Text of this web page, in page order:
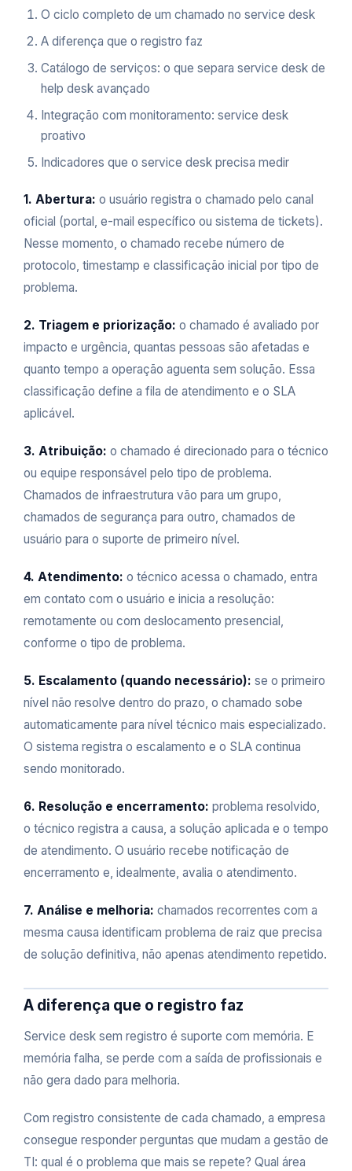
O ciclo completo de um chamado no service desk
A diferença que o registro faz
Catálogo de serviços: o que separa service desk de
help desk avançado
Integração com monitoramento: service desk
proativo
Indicadores que o service desk precisa medir
1. Abertura: o usuário registra o chamado pelo canal
oficial (portal, e-mail específico ou sistema de tickets).
Nesse momento, o chamado recebe número de
protocolo, timestamp e classificação inicial por tipo de
problema.
2. Triagem e priorização: o chamado é avaliado por
impacto e urgência, quantas pessoas são afetadas e
quanto tempo a operação aguenta sem solução. Essa
classificação define a fila de atendimento e o SLA
aplicável.
3. Atribuição: o chamado é direcionado para o técnico
ou equipe responsável pelo tipo de problema.
Chamados de infraestrutura vão para um grupo,
chamados de segurança para outro, chamados de
usuário para o suporte de primeiro nível.
4. Atendimento: o técnico acessa o chamado, entra
em contato com o usuário e inicia a resolução:
remotamente ou com deslocamento presencial,
conforme o tipo de problema.
5. Escalamento (quando necessário): se o primeiro
nível não resolve dentro do prazo, o chamado sobe
automaticamente para nível técnico mais especializado.
O sistema registra o escalamento e o SLA continua
sendo monitorado.
6. Resolução e encerramento: problema resolvido,
o técnico registra a causa, a solução aplicada e o tempo
de atendimento. O usuário recebe notificação de
encerramento e, idealmente, avalia o atendimento.
7. Análise e melhoria: chamados recorrentes com a
mesma causa identificam problema de raiz que precisa
de solução definitiva, não apenas atendimento repetido.
A diferença que o registro faz
Service desk sem registro é suporte com memória. E
memória falha, se perde com a saída de profissionais e
não gera dado para melhoria.
Com registro consistente de cada chamado, a empresa
consegue responder perguntas que mudam a gestão de
TI: qual é o problema que mais se repete? Qual área